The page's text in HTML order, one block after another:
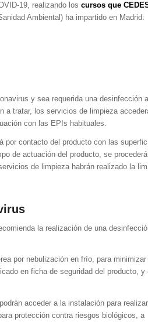
19, realizando loscursos que
Ambiental) ha impartido en Madrid:
y sea requerida una desinfección
a tratar, los servicios de limpieza
con las EPIs habituales.
por contacto del producto con las
de actuación del producto, se procederá
de limpieza habrán realizado la
la realización de una
por nebulización en frío, para minimizar
en ficha de seguridad del producto, y
acceder a la instalación para
protección contra riesgos biológicos, a